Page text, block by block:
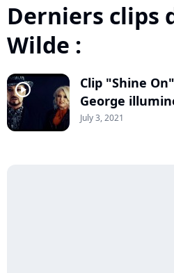
Derniers clips
Wilde :
player2
Clip "Shine
George
July 3, 2021